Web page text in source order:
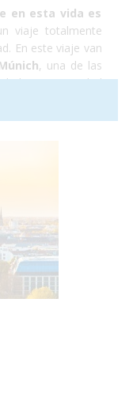
en esta vida es
viaje totalmente
En este viaje van
, una de las
la hermosa ciudad
más y atrévete
sur de Alemania.